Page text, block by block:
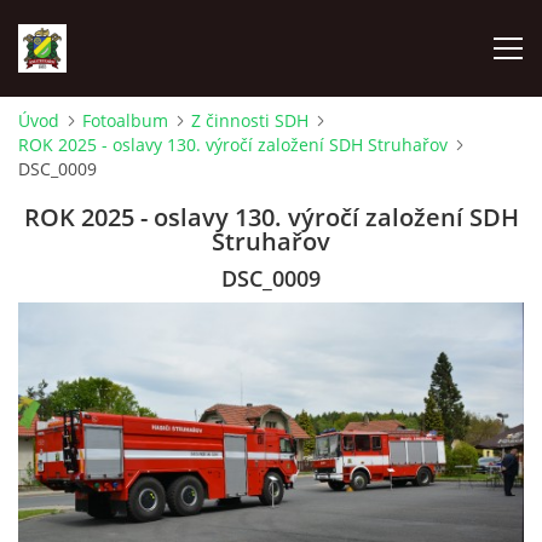
ÚVOD
AKTUALITY
FOTOALBUM
TECHNIKA
Úvod Fotoalbum
Z činnosti SDH
ROK 2025 - oslavy 130. výročí založení SDH Struhařov
DSC_0009
ROK 2025 - oslavy 130. výročí založení SDH
Struhařov
DSC_0009